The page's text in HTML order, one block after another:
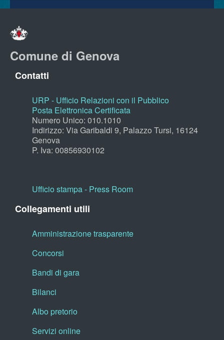
Comune di Genova
Contatti
URP - Ufficio Relazioni con il Pubblico
Posta Elettronica Certificata
Numero Unico: 010.1010
Indirizzo: Via Garibaldi 9, Palazzo Tursi, 16124
Genova
P. Iva: 00856930102
Ufficio stampa - Press Room
Collegamenti utili
Amministrazione trasparente
Concorsi
Bandi di gara
Bilanci
Albo pretorio
Servizi online